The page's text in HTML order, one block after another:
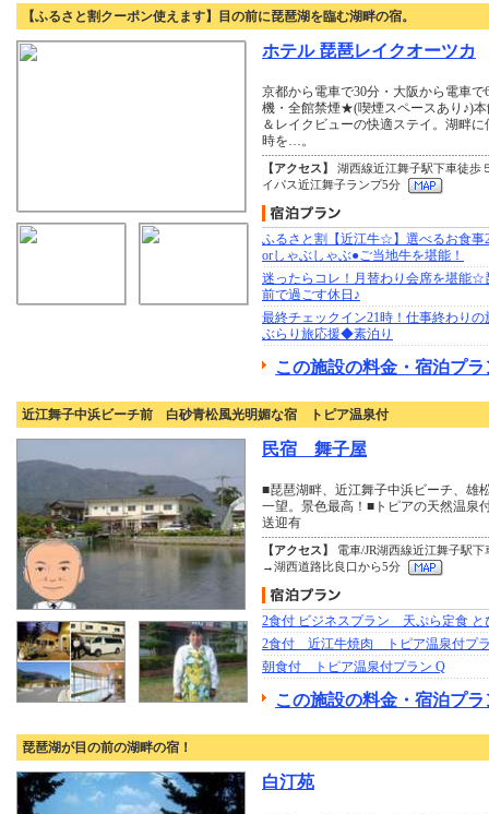
【ふるさと割クーポン使えます】目の前に琵琶湖を臨む湖畔の宿。
ホテル 琵琶レイクオーツカ
京都から電車で30分・大阪から電車
機・全館禁煙★(喫煙スペースあり♪)
＆レイクビューの快適ステイ。湖畔
時を…。
【アクセス】
湖西線近江舞子駅下車徒歩
イパス近江舞子ランプ5分
ふるさと割【近江牛☆】選べるお食事
orしゃぶしゃぶ●ご当地牛を堪能！
迷ったらコレ！月替わり会席を堪能☆
前で過ごす休日♪
最終チェックイン21時！仕事終わり
ぶらり旅応援◆素泊り
この施設の料金・宿泊プ
近江舞子中浜ビーチ前 白砂青松風光明媚な宿 トピア温泉付
民宿 舞子屋
■琵琶湖畔、近江舞子中浜ビーチ、雄
一望。景色最高！■トピアの天然温泉
送迎有
【アクセス】
電車/JR湖西線近江舞子駅
→湖西道路比良口から5分
2食付 ビジネスプラン 天ぷら定食
2食付 近江牛焼肉 トピア温泉付プ
朝食付 トピア温泉付プラン Q
この施設の料金・宿泊プ
琵琶湖が目の前の湖畔の宿！
白汀苑